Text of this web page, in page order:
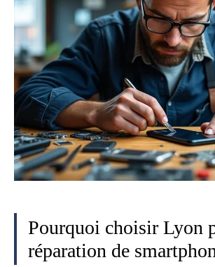
Pourquoi choisir Lyon
réparation de